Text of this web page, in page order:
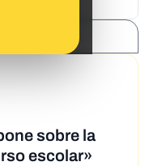
sobre la
escolar»